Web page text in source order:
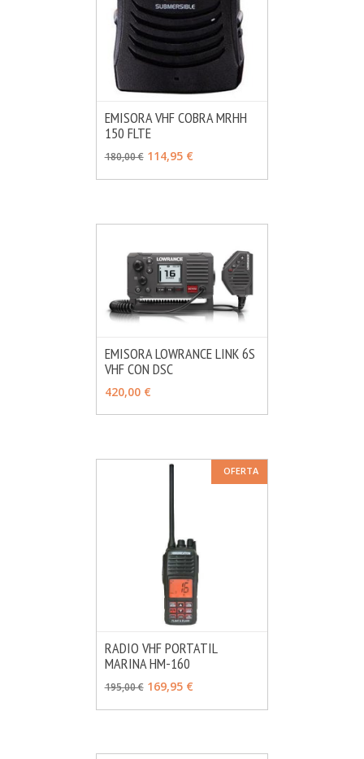
AÑADIR
EMISORA VHF COBRA MRHH
150 FLTE
180,00 € 114,95 €
AÑADIR
EMISORA LOWRANCE LINK 6S
VHF CON DSC
420,00 €
OFERTA
AÑADIR
RADIO VHF PORTATIL
MARINA HM-160
195,00 € 169,95 €